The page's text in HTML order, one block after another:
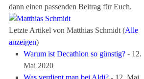
dann einen passenden Beitrag für Euch.
Letzte Artikel von Matthias Schmidt(Alle
anzeigen)
Warum ist Decathlon so günstig? - 12.
Mai 2020